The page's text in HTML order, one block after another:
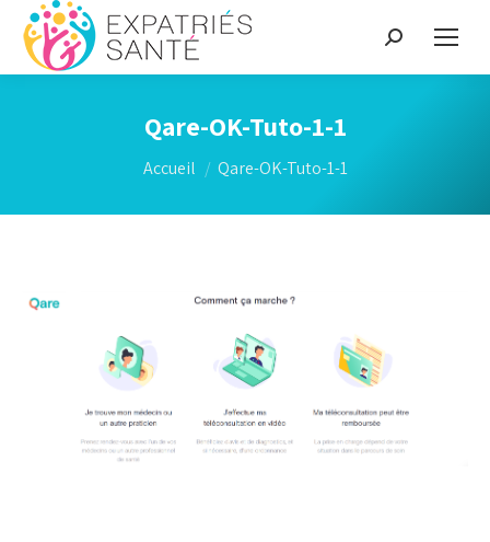
Recherche
:
Qare-OK-Tuto-1-1
Vous êtes ici :
Accueil Qare-OK-Tuto-1-1